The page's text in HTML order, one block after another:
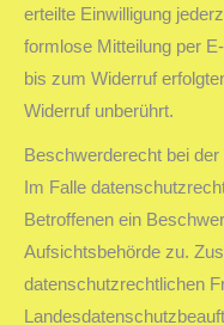
erteilte Einwilligung
formlose Mitteilung per
bis zum Widerruf
Widerruf unberührt.
Beschwerderecht bei
Im Falle
Betroffenen ein
Aufsichtsbehörde zu.
datenschutzrechtlichen